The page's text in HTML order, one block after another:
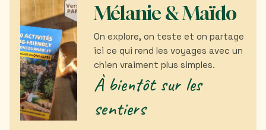
Mélanie & Maïdo
On explore, on teste et on partage
ici ce qui rend les voyages avec un
chien vraiment plus simples.
À bientôt sur les
sentiers